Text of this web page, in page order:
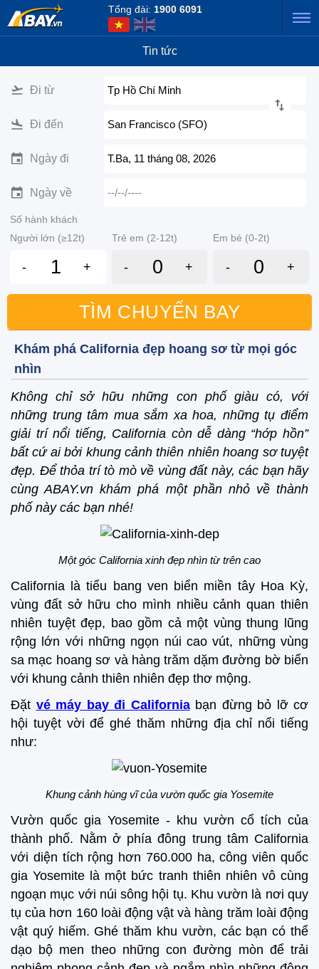
Tổng đài: 1900 6091
Tin tức
Đi từ Tp Hồ Chí Minh
Đi đến San Francisco (SFO)
Ngày đi T.Ba, 11 tháng 08, 2026
Ngày về --/--/----
Số hành khách
Người lớn (≥12t)
Trẻ em (2-12t) Em bé (0-2t)
- + - + - +
TÌM CHUYẾN BAY
Khám phá California đẹp hoang sơ từ mọi góc
nhìn
Không chỉ sở hữu những con phố giàu có, với
những trung tâm mua sắm xa hoa, những tụ điểm
giải trí nổi tiếng, California còn dễ dàng “hớp hồn”
bất cứ ai bởi khung cảnh thiên nhiên hoang sơ tuyệt
đẹp. Để thỏa trí tò mò về vùng đất này, các bạn hãy
cùng ABAY.vn khám phá một phần nhỏ về thành
phố này các bạn nhé!
Một góc California xinh đẹp nhìn từ trên cao
California là tiểu bang ven biển miền tây Hoa Kỳ,
vùng đất sở hữu cho mình nhiều cảnh quan thiên
nhiên tuyệt đẹp, bao gồm cả một vùng thung lũng
rộng lớn với những ngọn núi cao vút, những vùng
sa mạc hoang sơ và hàng trăm dặm đường bờ biển
với khung cảnh thiên nhiên đẹp thơ mộng.
Đặt vé máy bay đi Californiabạn đừng bỏ lỡ cơ
hội tuyệt vời để ghé thăm những địa chỉ nổi tiếng
như:
Khung cảnh hùng vĩ của vườn quốc gia Yosemite
Vườn quốc gia Yosemite - khu vườn cổ tích của
thành phố. Nằm ở phía đông trung tâm California
với diện tích rộng hơn 760.000 ha, công viên quốc
gia Yosemite là một bức tranh thiên nhiên vô cùng
ngoạn mục với núi sông hội tụ. Khu vườn là nơi quy
tụ của hơn 160 loài động vật và hàng trăm loài động
vật quý hiếm. Ghé thăm khu vườn, các bạn có thể
dạo bộ men theo những con đường mòn để trải